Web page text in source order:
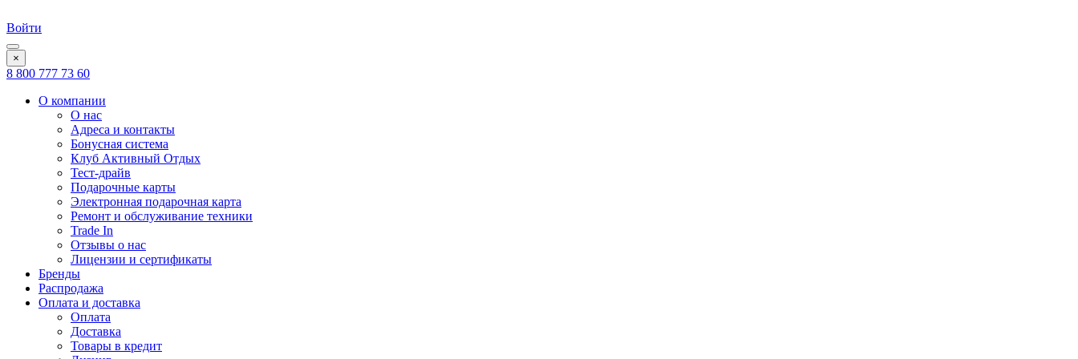
Войти
×
8 800 777 73 60
О компании
О нас
Адреса и контакты
Бонусная система
Клуб Активный Отдых
Тест-драйв
Подарочные карты
Электронная подарочная карта
Ремонт и обслуживание техники
Trade In
Отзывы о нас
Лицензии и сертификаты
Бренды
Распродажа
Оплата и доставка
Оплата
Доставка
Товары в кредит